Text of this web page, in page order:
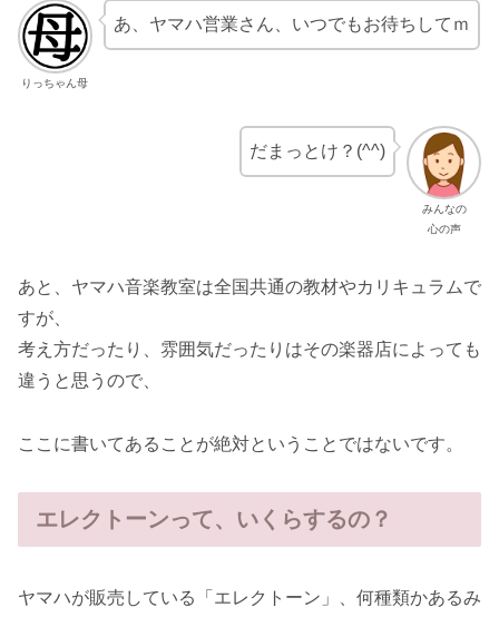
りっちゃん母
あ、ヤマハ営業さん、いつでもお待ちしてｍ
みんなの
心の声
だまっとけ？(^^)
あと、ヤマハ音楽教室は全国共通の教材やカリキュラムで
すが、
考え方だったり、雰囲気だったりはその楽器店によっても
違うと思うので、
ここに書いてあることが絶対ということではないです。
エレクトーンって、いくらするの？
ヤマハが販売している「エレクトーン」、何種類かあるみ